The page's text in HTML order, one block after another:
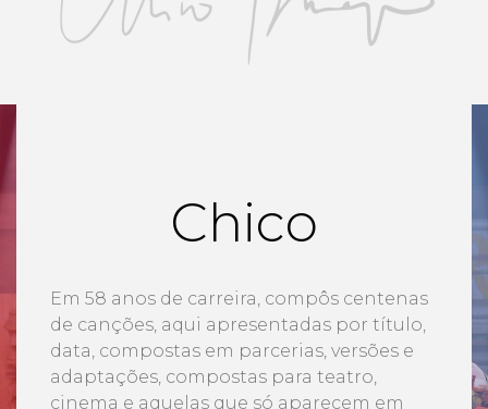
Chico
Em 58 anos de carreira, compôs centenas
de canções, aqui apresentadas por título,
data, compostas em parcerias, versões e
adaptações, compostas para teatro,
cinema e aquelas que só aparecem em